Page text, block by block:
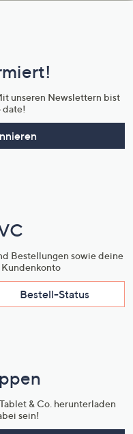
unseren Newslettern bist
date!
Bestellungen sowie deine
Bestell-Status
& Co. herunterladen
sein!